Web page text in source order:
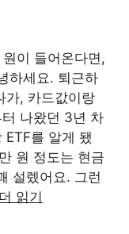
이 들어온다면,
하세요. 퇴근하
가, 카드값이랑
나왔던 3년 차
ETF를 알게 됐
원 정도는 현금
설렜어요. 그런
더 읽기